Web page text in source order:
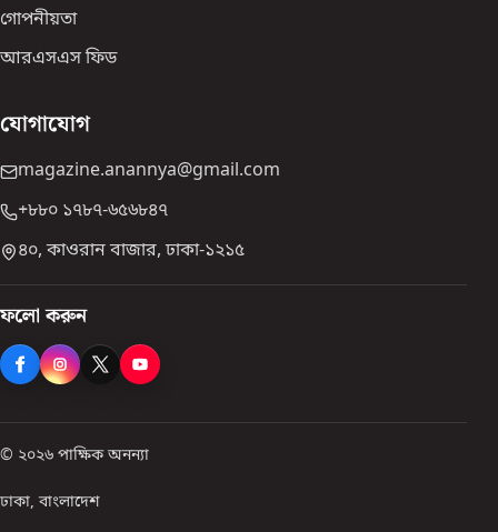
গোপনীয়তা
আরএসএস ফিড
যোগাযোগ
magazine.anannya@gmail.com
+৮৮০ ১৭৮৭-৬৫৬৮৪৭
৪০, কাওরান বাজার, ঢাকা-১২১৫
ফলো করুন
© ২০২৬ পাক্ষিক অনন্যা
ঢাকা, বাংলাদেশ